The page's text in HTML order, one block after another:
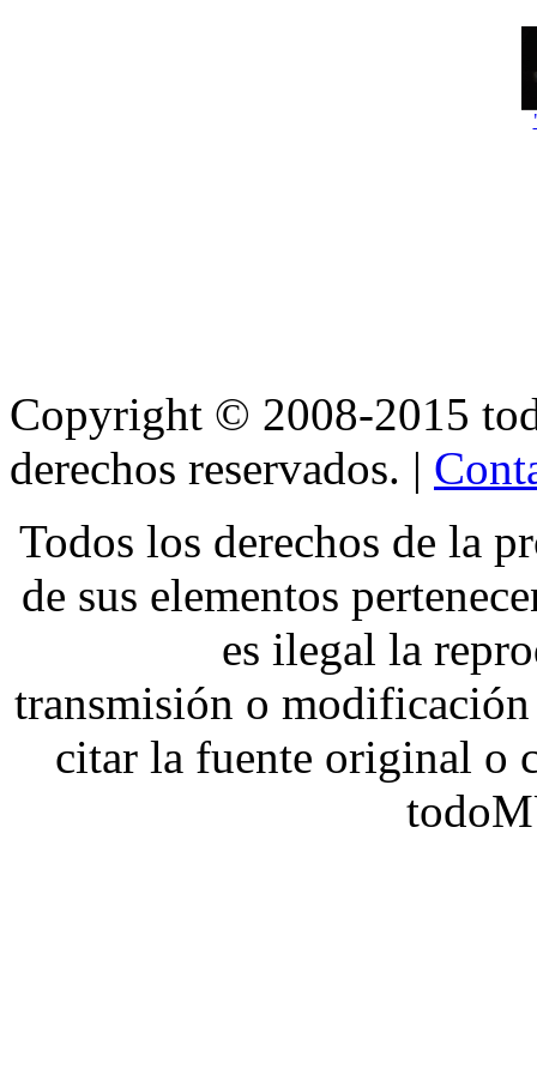
Copyright © 2008-2015
derechos reservados. |
Todos los derechos de la
de sus elementos
es ilegal la
transmisión o
citar la fuente original o